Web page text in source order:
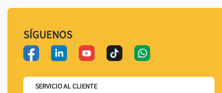
SÍGUENOS
SERVICIO AL CLIENTE